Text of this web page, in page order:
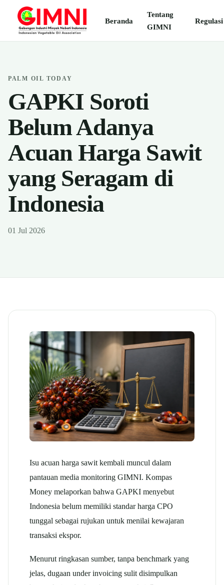
Beranda
Tentang
GIMNI
Regulasi
PALM OIL TODAY
GAPKI Soroti
Belum Adanya
Acuan Harga Sawit
yang Seragam di
Indonesia
01 Jul 2026
Isu acuan harga sawit kembali muncul dalam
pantauan media monitoring GIMNI. Kompas
Money melaporkan bahwa GAPKI menyebut
Indonesia belum memiliki standar harga CPO
tunggal sebagai rujukan untuk menilai kewajaran
transaksi ekspor.
Menurut ringkasan sumber, tanpa benchmark yang
jelas, dugaan under invoicing sulit disimpulkan